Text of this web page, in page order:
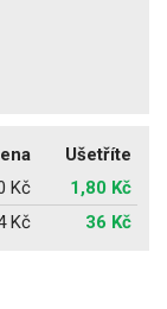
Ušetříte
Kč
1,80 Kč
Kč 36 Kč